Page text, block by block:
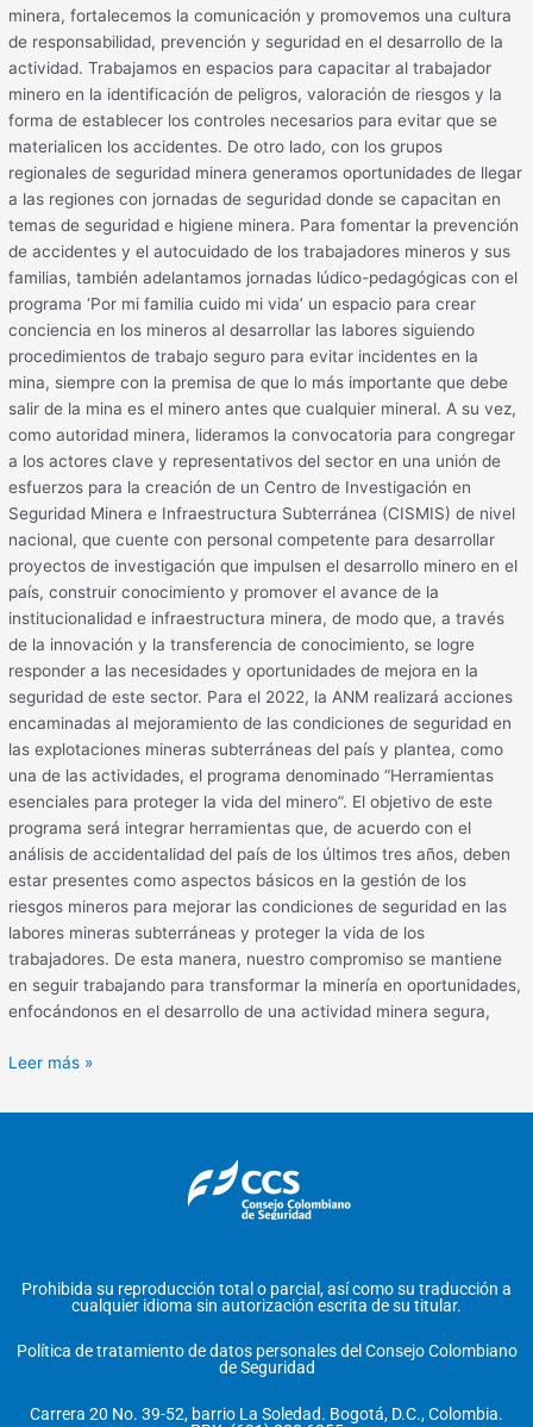
minera, fortalecemos la comunicación y promovemos una cultura
de responsabilidad, prevención y seguridad en el desarrollo de la
actividad. Trabajamos en espacios para capacitar al trabajador
minero en la identificación de peligros, valoración de riesgos y la
forma de establecer los controles necesarios para evitar que se
materialicen los accidentes. De otro lado, con los grupos
regionales de seguridad minera generamos oportunidades de llegar
a las regiones con jornadas de seguridad donde se capacitan en
temas de seguridad e higiene minera. Para fomentar la prevención
de accidentes y el autocuidado de los trabajadores mineros y sus
familias, también adelantamos jornadas lúdico-pedagógicas con el
programa ‘Por mi familia cuido mi vida’ un espacio para crear
conciencia en los mineros al desarrollar las labores siguiendo
procedimientos de trabajo seguro para evitar incidentes en la
mina, siempre con la premisa de que lo más importante que debe
salir de la mina es el minero antes que cualquier mineral. A su vez,
como autoridad minera, lideramos la convocatoria para congregar
a los actores clave y representativos del sector en una unión de
esfuerzos para la creación de un Centro de Investigación en
Seguridad Minera e Infraestructura Subterránea (CISMIS) de nivel
nacional, que cuente con personal competente para desarrollar
proyectos de investigación que impulsen el desarrollo minero en el
país, construir conocimiento y promover el avance de la
institucionalidad e infraestructura minera, de modo que, a través
de la innovación y la transferencia de conocimiento, se logre
responder a las necesidades y oportunidades de mejora en la
seguridad de este sector. Para el 2022, la ANM realizará acciones
encaminadas al mejoramiento de las condiciones de seguridad en
las explotaciones mineras subterráneas del país y plantea, como
una de las actividades, el programa denominado “Herramientas
esenciales para proteger la vida del minero”. El objetivo de este
programa será integrar herramientas que, de acuerdo con el
análisis de accidentalidad del país de los últimos tres años, deben
estar presentes como aspectos básicos en la gestión de los
riesgos mineros para mejorar las condiciones de seguridad en las
labores mineras subterráneas y proteger la vida de los
trabajadores. De esta manera, nuestro compromiso se mantiene
en seguir trabajando para transformar la minería en oportunidades,
enfocándonos en el desarrollo de una actividad minera segura,
Leer más »
Prohibida su reproducción total o parcial, así como su traducción a
cualquier idioma sin autorización escrita de su titular.
Política de tratamiento de datos personales del Consejo Colombiano
de Seguridad
Carrera 20 No. 39-52, barrio La Soledad. Bogotá, D.C., Colombia.